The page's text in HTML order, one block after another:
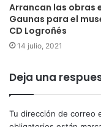
Arrancan las obras
Gaunas para el
CD Logroñés
14 julio, 2021
Deja una
Tu dirección de correo